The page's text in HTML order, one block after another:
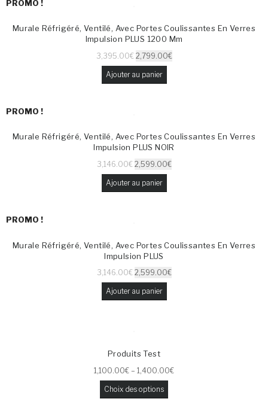
PROMO !
Murale Réfrigéré, Ventilé, Avec Portes Coulissantes En Verres
Impulsion PLUS 1200 Mm
3,395.00€ 2,799.00€
Ajouter au panier
PROMO !
Murale Réfrigéré, Ventilé, Avec Portes Coulissantes En Verres
Impulsion PLUS NOIR
3,146.00€ 2,599.00€
Ajouter au panier
PROMO !
Murale Réfrigéré, Ventilé, Avec Portes Coulissantes En Verres
Impulsion PLUS
3,146.00€ 2,599.00€
Ajouter au panier
Produits Test
1,100.00€ – 1,400.00€
Choix des options